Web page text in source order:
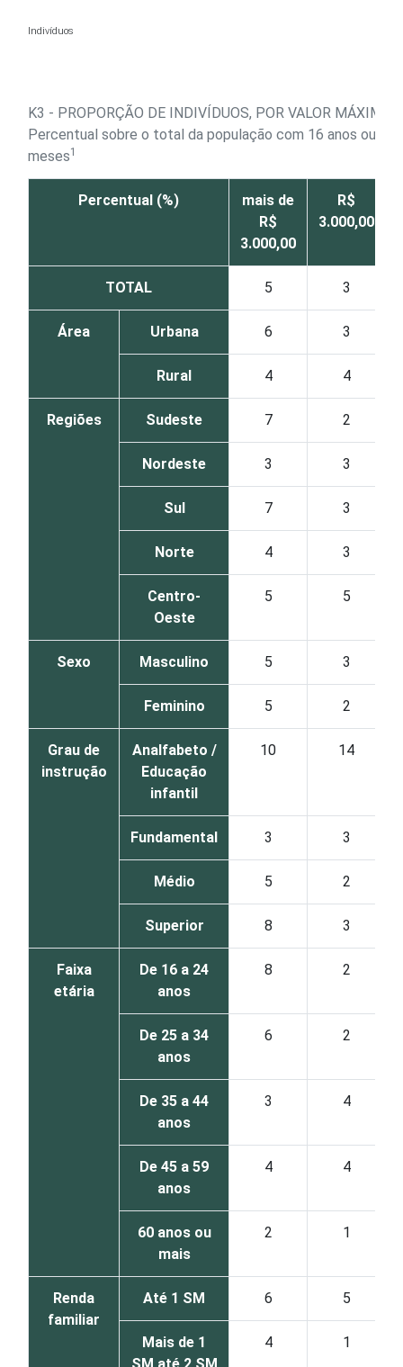
Indivíduos
K3 - PROPORÇÃO DE INDIVÍDUOS, POR VALOR
Percentual sobre o total da população com 16 anos ou
meses1
Percentual (%)
mais de
R$
3.000,00
R$
3.000,00
TOTAL 5 3
Área Urbana 6 3
Rural 4 4
Regiões Sudeste 7 2
Nordeste 3 3
Sul 7 3
Norte 4 3
Centro-
Oeste
5 5
Sexo Masculino 5 3
Feminino 5 2
Grau de
instrução
Analfabeto /
Educação
infantil
10 14
Fundamental 3 3
Médio 5 2
Superior 8 3
Faixa
etária
De 16 a 24
anos
8 2
De 25 a 34
anos
6 2
De 35 a 44
anos
3 4
De 45 a 59
anos
4 4
60 anos ou
mais
2 1
Renda
familiar
Até 1 SM 6 5
Mais de 1
4 1